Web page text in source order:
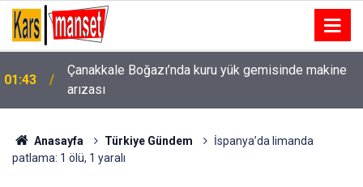
01:43
Çanakkale Boğazı’nda kuru yük gemisinde makine
arızası
Anasayfa Türkiye Gündem
İspanya’da limanda
patlama: 1 ölü, 1 yaralı